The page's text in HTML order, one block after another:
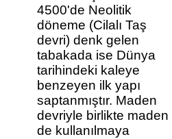
4500'de Neolitik
döneme (Cilalı Taş
devri) denk gelen
tabakada ise Dünya
tarihindeki kaleye
benzeyen ilk yapı
saptanmıştır. Maden
devriyle birlikte maden
de kullanılmaya